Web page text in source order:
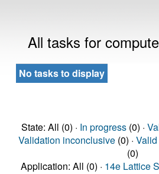
All tasks for
No tasks to display
State: All (0) · In progress(0) ·
Validation inconclusive(0) · Valid
(0)
Application: All (0) · 14e Lattice